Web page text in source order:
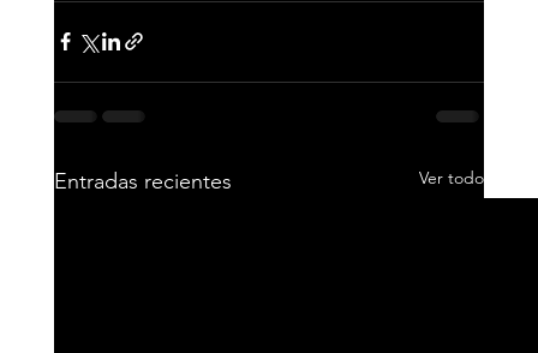
Entradas recientes Ver todo